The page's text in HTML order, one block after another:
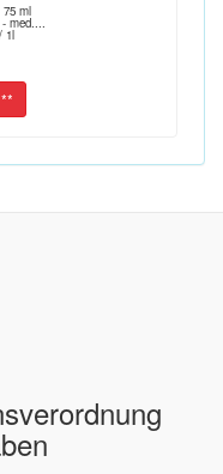
75 ml
med....
1l